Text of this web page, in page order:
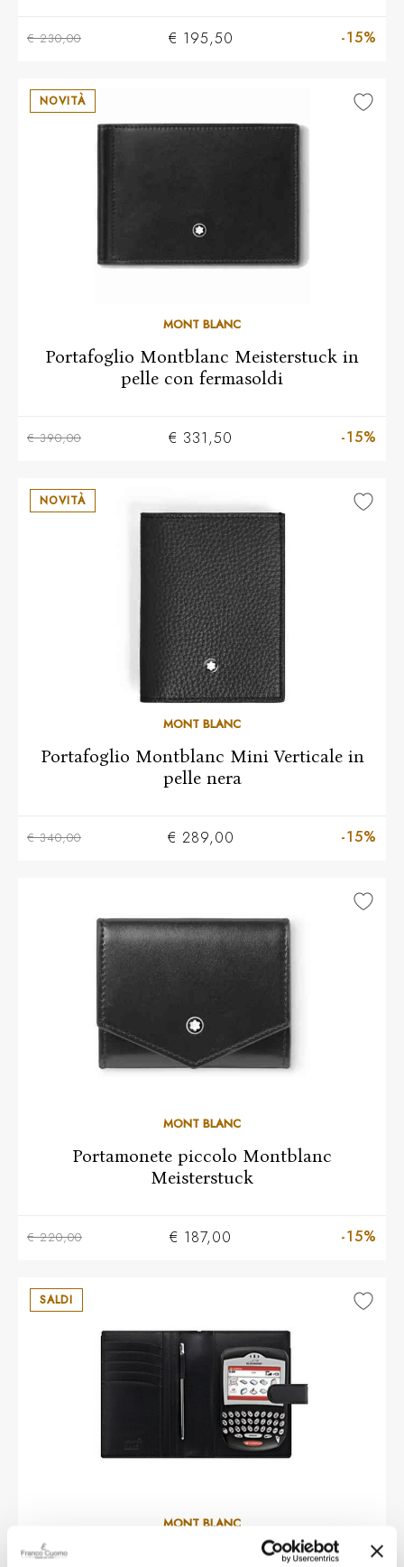
€ 230,00 € 195,50 -15%
NOVITÀ
MONT BLANC
Portafoglio Montblanc Meisterstuck in
pelle con fermasoldi
€ 390,00 € 331,50 -15%
NOVITÀ
MONT BLANC
Portafoglio Montblanc Mini Verticale in
pelle nera
€ 340,00 € 289,00 -15%
MONT BLANC
Portamonete piccolo Montblanc
Meisterstuck
€ 220,00 € 187,00 -15%
SALDI
MONT BLANC
Montblanc Porta BLACKCERRY con